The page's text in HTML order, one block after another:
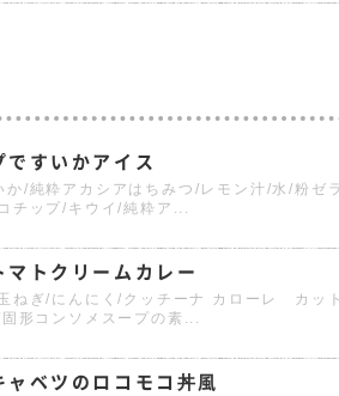
ですいかアイス
か/純粋アカシアはちみつ/レモン汁/水/粉ゼ
チップ/キウイ/純粋ア...
マトクリームカレー
ねぎ/にんにく/クッチーナ カローレ カッ
固形コンソメスープの素...
ャベツのロコモコ丼風